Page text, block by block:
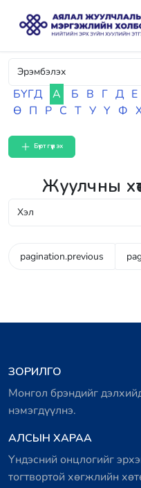
БҮГД А Б В Г Д Е
Ө П Р С Т У Ү Ф
Бүртгүүлэх
Жуулчны
pagination.previous
ЗОРИЛГО
Монгол брэндийг
нэмэгдүүлнэ.
АЛСЫН ХАРАА
Үндэсний онцлогийг
тогтвортой хөгжлийн